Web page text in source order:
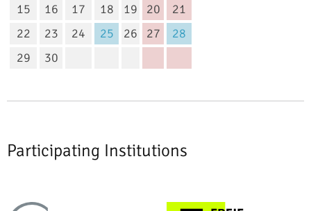
15
16 17 18 19 20
21
22
23 24 25 26 27
28
29
30
Participating Institutions